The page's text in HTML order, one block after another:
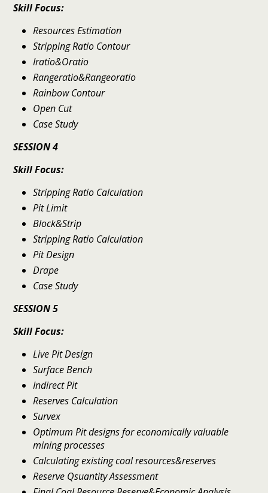
Skill Focus:
Resources Estimation
Stripping Ratio Contour
Iratio&Oratio
Rangeratio&Rangeoratio
Rainbow Contour
Open Cut
Case Study
SESSION 4
Skill Focus:
Stripping Ratio Calculation
Pit Limit
Block&Strip
Stripping Ratio Calculation
Pit Design
Drape
Case Study
SESSION 5
Skill Focus:
Live Pit Design
Surface Bench
Indirect Pit
Reserves Calculation
Survex
Optimum Pit designs for economically valuable
mining processes
Calculating existing coal resources&reserves
Reserve Qsuantity Assessment